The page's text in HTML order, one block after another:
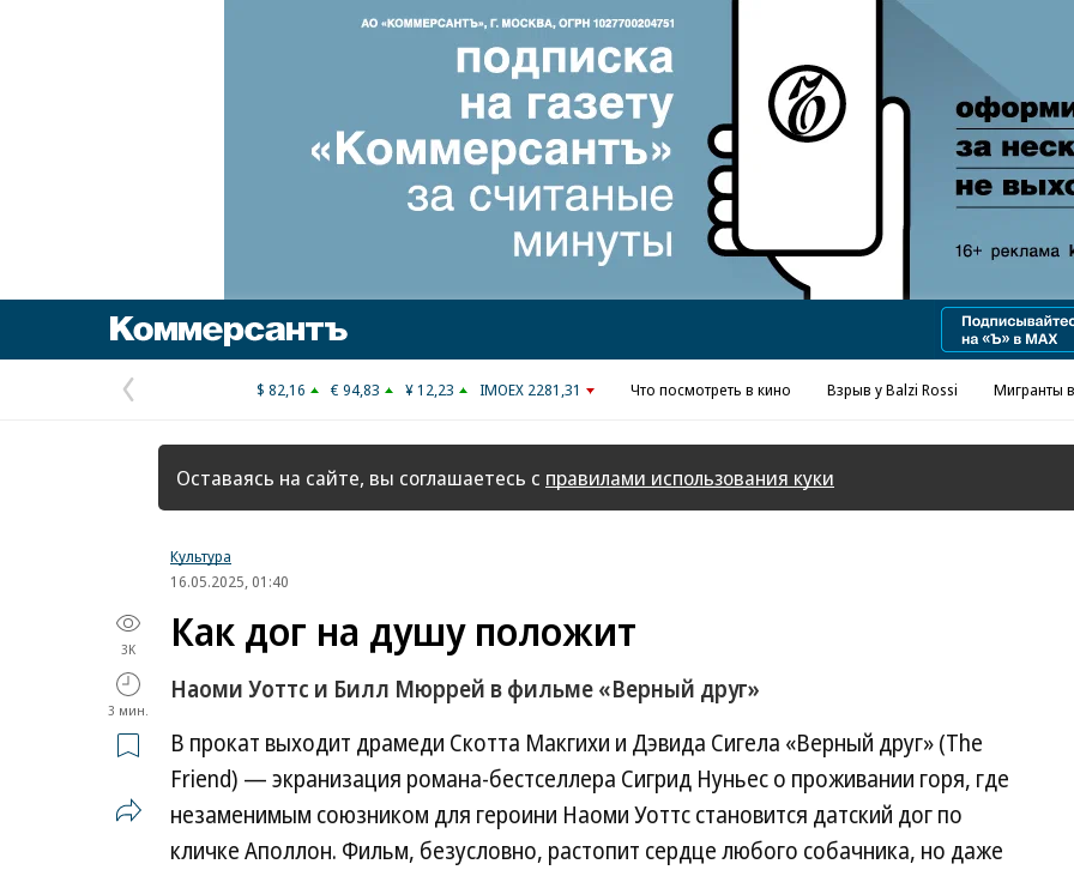
Реклама в «Ъ» www.kommersant.ru/ad
Предыдущая
страница
$ 82,16 € 94,83 ¥ 12,23 IMOEX 2281,31 Что посмотреть в кино Взрыв у Balzi Rossi Мигранты
Оставаясь на сайте, вы соглашаетесь с правилами использования куки
Культура
16.05.2025, 01:40
3K
3 мин.
Как дог на душу положит
Наоми Уоттс и Билл Мюррей в фильме «Верный друг»
В прокат выходит драмеди Скотта Макгихи и Дэвида Сигела «Верный друг» (The
Friend) — экранизация романа-бестселлера Сигрид Нуньес о проживании горя, где
незаменимым союзником для героини Наоми Уоттс становится датский дог по
кличке Аполлон. Фильм, безусловно, растопит сердце любого собачника, но даже